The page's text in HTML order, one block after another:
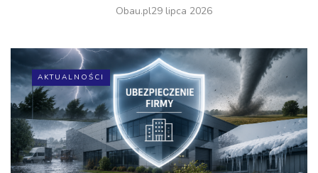
Obau.pl29 lipca 2026
AKTUALNOŚCI